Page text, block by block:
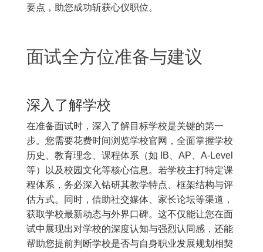
要点，助您成功斩获心仪职位。
面试全方位准备与建议
深入了解学校
在准备面试时，深入了解目标学校是关键的第一
步。您需要花费时间浏览学校官网，全面掌握学校
历史、教育理念、课程体系（如 IB、AP、A-Level
等）以及校园文化等核心信息。若学校主打特定课
程体系，务必深入钻研其教学特点、框架结构与评
估方式。同时，借助社交媒体、家长论坛等渠道，
获取学校最新动态与外界口碑。这不仅能让您在面
试中展现出对学校的深度认知与强烈认同感，还能
帮助您提前判断学校是否与自身职业发展规划相契